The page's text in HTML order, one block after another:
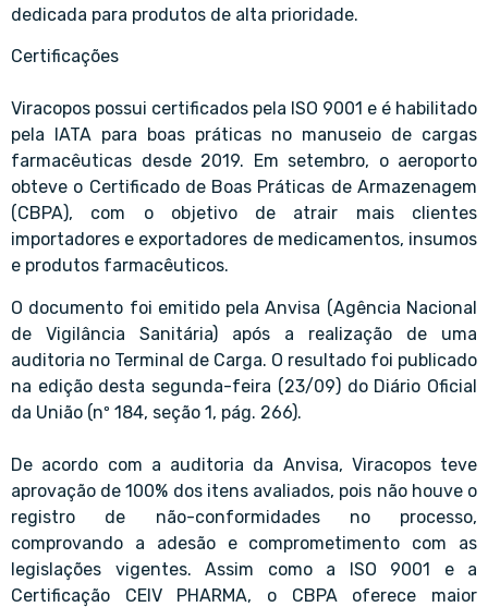
dedicada para produtos de alta prioridade.
Certificações
Viracopos possui certificados pela ISO 9001 e é habilitado
pela IATA para boas práticas no manuseio de cargas
farmacêuticas desde 2019. Em setembro, o aeroporto
obteve o Certificado de Boas Práticas de Armazenagem
(CBPA), com o objetivo de atrair mais clientes
importadores e exportadores de medicamentos, insumos
e produtos farmacêuticos.
O documento foi emitido pela Anvisa (Agência Nacional
de Vigilância Sanitária) após a realização de uma
auditoria no Terminal de Carga. O resultado foi publicado
na edição desta segunda-feira (23/09) do Diário Oficial
da União (nº 184, seção 1, pág. 266).
De acordo com a auditoria da Anvisa, Viracopos teve
aprovação de 100% dos itens avaliados, pois não houve o
registro de não-conformidades no processo,
comprovando a adesão e comprometimento com as
legislações vigentes. Assim como a ISO 9001 e a
Certificação CEIV PHARMA, o CBPA oferece maior